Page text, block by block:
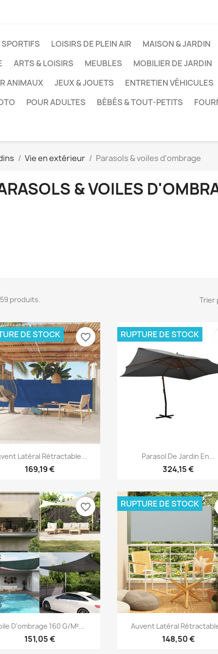
LOISIRS DE PLEIN AIR MAISON & JARDIN
ARTS & LOISIRS MEUBLES MOBILIER DE JARDIN
ANIMAUX
JEUX & JOUETS ENTRETIEN VÉHICULES
POUR ADULTES BÉBÉS & TOUT-PETITS
Vie en extérieur Parasols & voiles d'ombrage
& VOILES
produits. Trier
Aperçu rapide
Latéral Rétractable...
169,19 €
DE STOCK favorite_border
Aperçu rapide
Parasol De Jardin En...
324,15 €
RUPTURE DE STOCK
Aperçu rapide
D'ombrage 160 G/m²...
151,05 €
favorite_border
Aperçu rapide
Auvent Latéral
148,50 €
RUPTURE DE STOCK